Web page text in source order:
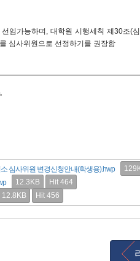
임가능하며 ,대학원 시행세칙 제30조(
심사위원으로 선정하기를 권장함
심사위원 변경신청안내(학생용).hwp
12.3KB
Hit 464
12.8KB Hit 456